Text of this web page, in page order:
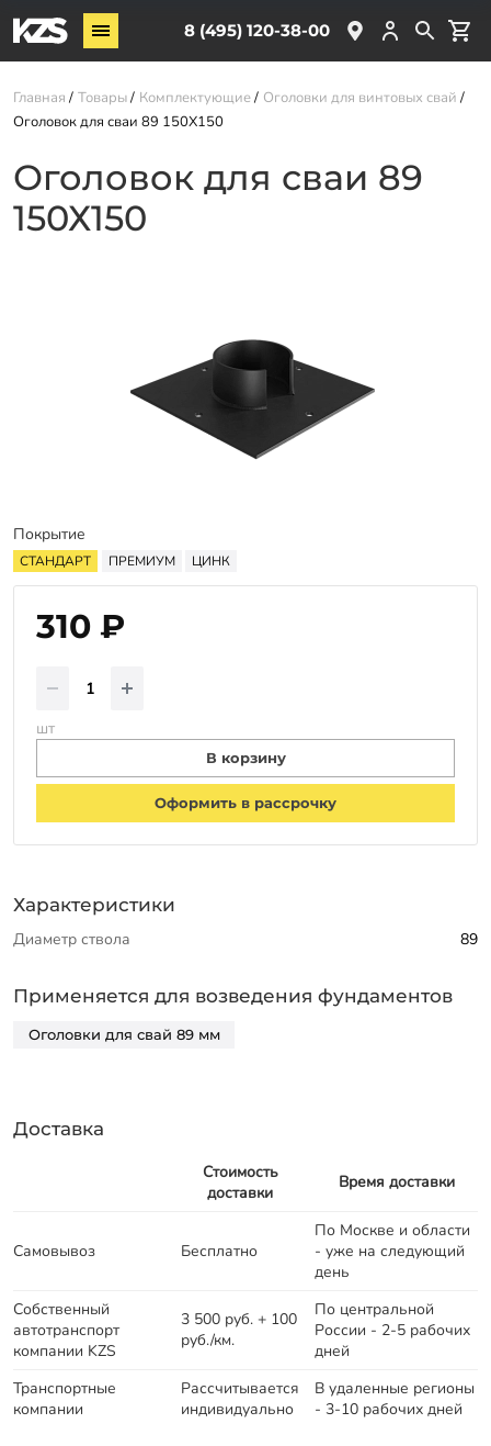
8 (495) 120-38-00
Винтовые сваи
ЖБ сваи
Обвязка свай
Услуги
Отзывы
Гарантии
Программа лояльности
Главная Товары Комплектующие
Оголовки для винтовых свай
Оголовок для сваи 89 150Х150
Оголовок для сваи 89
150Х150
Покрытие
СТАНДАРТ ПРЕМИУМ ЦИНК
310 ₽
шт
В корзину
Оформить в рассрочку
Характеристики
Диаметр ствола 89
Применяется для возведения фундаментов
Оголовки для свай 89 мм
Доставка
Стоимость
доставки
Время доставки
Самовывоз Бесплатно
По Москве и области
- уже на следующий
день
Собственный
автотранспорт
компании KZS
3 500 руб. + 100
руб./км.
По центральной
России - 2-5 рабочих
дней
Транспортные
компании
Рассчитывается
индивидуально
В удаленные регионы
- 3-10 рабочих дней